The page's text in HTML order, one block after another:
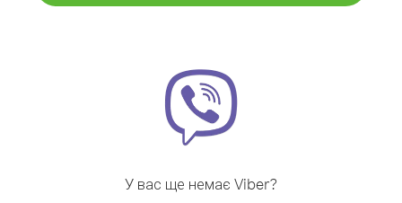
У вас ще немає Viber?